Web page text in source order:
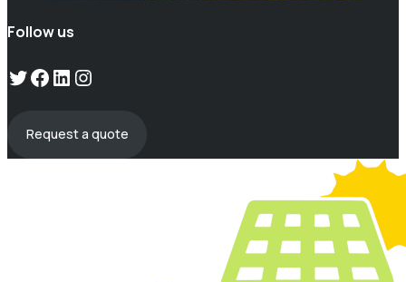
Follow us
Twitter
Facebook
LinkedIn
Instagram
Request a quote